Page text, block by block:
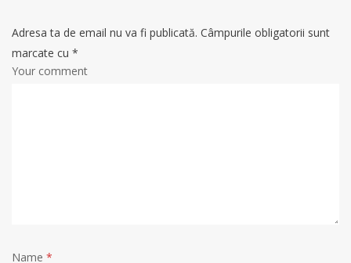
Adresa ta de email nu va fi publicată. Câmpurile obligatorii sunt
marcate cu *
Your comment
Name *